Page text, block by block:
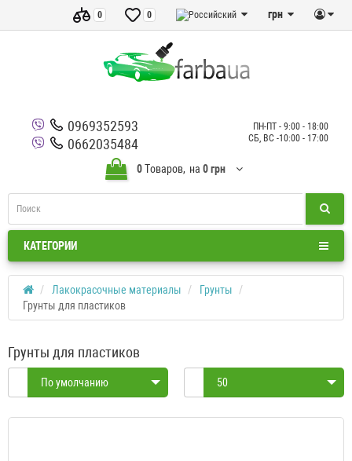
грн
0
0
0969352593
0662035484
ПН-ПТ - 9:00 - 18:00
СБ, ВС -10:00 - 17:00
0Tоваров, на 0 грн
КАТЕГОРИИ
Лакокрасочные материалы
Грунты
Грунты для пластиков
Грунты для пластиков
По умолчанию 50